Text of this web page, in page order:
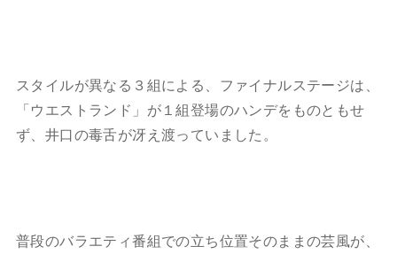
スタイルが異なる３組による、ファイナルステージは、
「ウエストランド」が１組登場のハンデをものともせ
ず、井口の毒舌が冴え渡っていました。
普段のバラエティ番組での立ち位置そのままの芸風が、